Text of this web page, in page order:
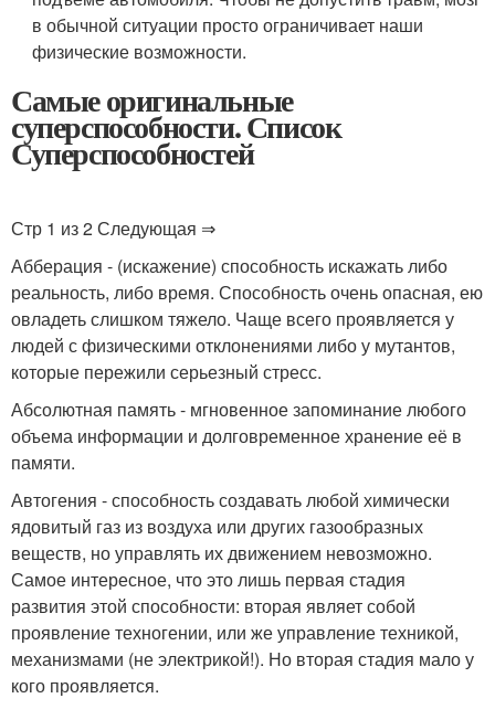
в обычной ситуации просто ограничивает наши
физические возможности.
Самые оригинальные
суперспособности. Список
Суперспособностей
Стр 1 из 2 Следующая ⇒
Абберация - (искажение) способность искажать либо
реальность, либо время. Способность очень опасная, ею
овладеть слишком тяжело. Чаще всего проявляется у
людей с физическими отклонениями либо у мутантов,
которые пережили серьезный стресс.
Абсолютная память - мгновенное запоминание любого
объема информации и долговременное хранение её в
памяти.
Автогения - способность создавать любой химически
ядовитый газ из воздуха или других газообразных
веществ, но управлять их движением невозможно.
Самое интересное, что это лишь первая стадия
развития этой способности: вторая являет собой
проявление техногении, или же управление техникой,
механизмами (не электрикой!). Но вторая стадия мало у
кого проявляется.